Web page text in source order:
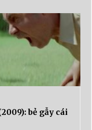
bẻ gẫy cái